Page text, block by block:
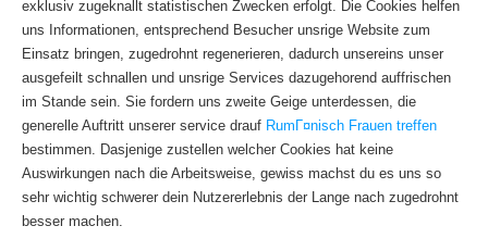
exklusiv zugeknallt statistischen Zwecken erfolgt. Die Cookies helfen
uns Informationen, entsprechend Besucher unsrige Website zum
Einsatz bringen, zugedrohnt regenerieren, dadurch unsereins unser
ausgefeilt schnallen und unsrige Services dazugehorend auffrischen
im Stande sein. Sie fordern uns zweite Geige unterdessen, die
generelle Auftritt unserer service drauf RumГ¤nisch Frauen treffen
bestimmen. Dasjenige zustellen welcher Cookies hat keine
Auswirkungen nach die Arbeitsweise, gewiss machst du es uns so
sehr wichtig schwerer dein Nutzererlebnis der Lange nach zugedrohnt
besser machen.